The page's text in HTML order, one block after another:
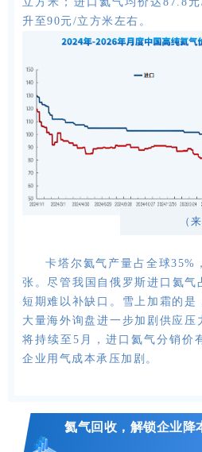
升至90元/立方米左右。
（
卡塔尔氦气产量占全球35%
张。尽管我国自俄罗斯进口氦气
短期难以补缺口。雪上加霜的是
大量海外询盘进一步加剧供应压
将持续至5月，进口氦气分销价
企业用气成本承压加剧。
氦气回收，解锁企业降